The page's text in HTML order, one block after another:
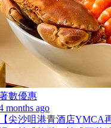
數優惠
months ago
尖沙咀港青酒店YMCA